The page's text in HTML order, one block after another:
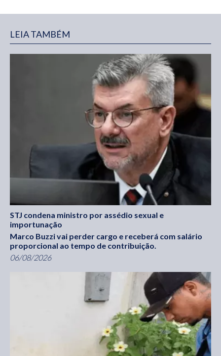
LEIA TAMBÉM
STJ condena ministro por assédio sexual e
importunação
Marco Buzzi vai perder cargo e receberá com salário
proporcional ao tempo de contribuição.
06/08/2026